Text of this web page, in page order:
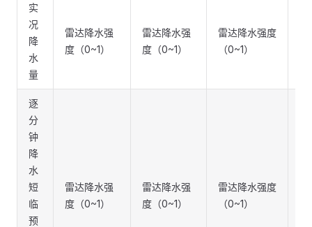
实
况
降
水
量
雷达降水强
度（0~1）
雷达降水强
度（0~1）
雷达降水强度
（0~1）
逐
分
钟
降
水
短
临
预
雷达降水强
度（0~1）
雷达降水强
度（0~1）
雷达降水强度
（0~1）